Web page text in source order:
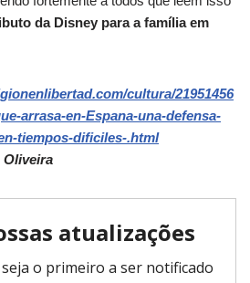
da Disney para a família em
cultura/21951456
arrasa-en-Espana-una-defensa-
tiempos-dificiles-.html
Oliveira